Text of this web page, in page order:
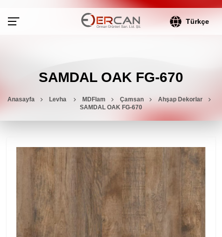
Türkçe
SAMDAL OAK FG-670
Anasayfa Levha MDFlam Çamsan
Ahşap Dekorlar
SAMDAL OAK FG-670